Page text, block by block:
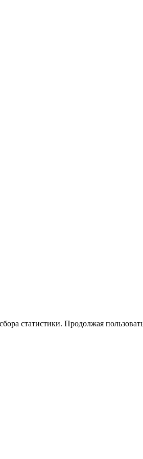
статистики. Продолжая